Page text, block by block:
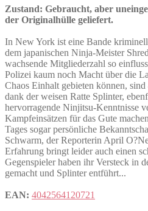
Zustand: Gebraucht, aber
der Originalhülle geliefert.
In New York ist eine Bande
dem japanischen Ninja-Meister
wachsende Mitgliederzahl so
Polizei kaum noch Macht über die
Chaos Einhalt gebieten können,
dank der weisen Ratte Splinter,
hervorragende Ninjitsu-Kenntnisse
Kampfeinsätzen für das Gute
Tages sogar persönliche
Schwarm, der Reporterin April
Erfahrung bringt leider auch einen
Gegenspieler haben ihr Versteck in
gemacht und Splinter entführt...
EAN: 4042564120721